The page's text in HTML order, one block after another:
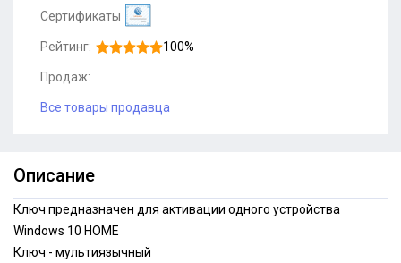
Сертификаты
Рейтинг: 100%
Продаж:
Все товары продавца
Описание
Ключ предназначен для активации одного устройства
Windows 10 HOME
Ключ - мультиязычный